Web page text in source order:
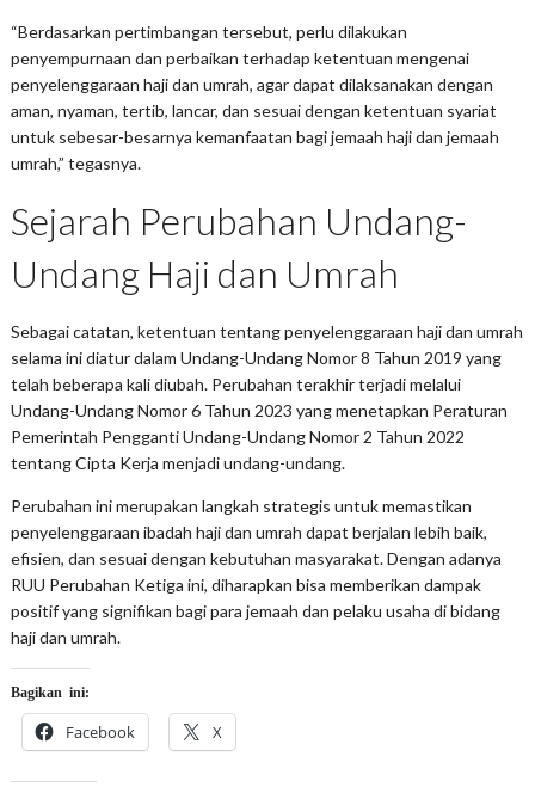
“Berdasarkan pertimbangan tersebut, perlu dilakukan
penyempurnaan dan perbaikan terhadap ketentuan mengenai
penyelenggaraan haji dan umrah, agar dapat dilaksanakan dengan
aman, nyaman, tertib, lancar, dan sesuai dengan ketentuan syariat
untuk sebesar-besarnya kemanfaatan bagi jemaah haji dan jemaah
umrah,” tegasnya.
Sejarah Perubahan Undang-
Undang Haji dan Umrah
Sebagai catatan, ketentuan tentang penyelenggaraan haji dan umrah
selama ini diatur dalam Undang-Undang Nomor 8 Tahun 2019 yang
telah beberapa kali diubah. Perubahan terakhir terjadi melalui
Undang-Undang Nomor 6 Tahun 2023 yang menetapkan Peraturan
Pemerintah Pengganti Undang-Undang Nomor 2 Tahun 2022
tentang Cipta Kerja menjadi undang-undang.
Perubahan ini merupakan langkah strategis untuk memastikan
penyelenggaraan ibadah haji dan umrah dapat berjalan lebih baik,
efisien, dan sesuai dengan kebutuhan masyarakat. Dengan adanya
RUU Perubahan Ketiga ini, diharapkan bisa memberikan dampak
positif yang signifikan bagi para jemaah dan pelaku usaha di bidang
haji dan umrah.
Bagikan ini:
Facebook X